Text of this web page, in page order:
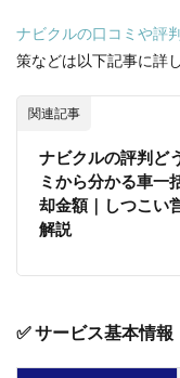
ナビクルの口コミや評
策などは以下記事に詳
関連記事
ナビクルの評判ど
ミから分かる車一
却金額｜しつこい
解説
✅ サービス基本情報